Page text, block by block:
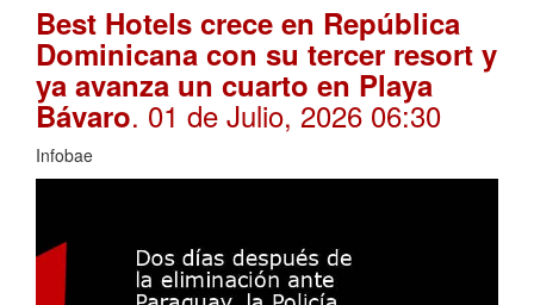
Best Hotels crece en República
Dominicana con su tercer resort y
ya avanza un cuarto en Playa
Bávaro. 01 de Julio, 2026 06:30
Infobae